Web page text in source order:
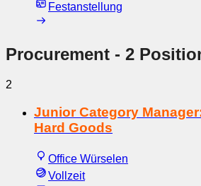
Festanstellung
Procurement - 2
2
Junior Category
Hard Goods
Office Würselen
Vollzeit